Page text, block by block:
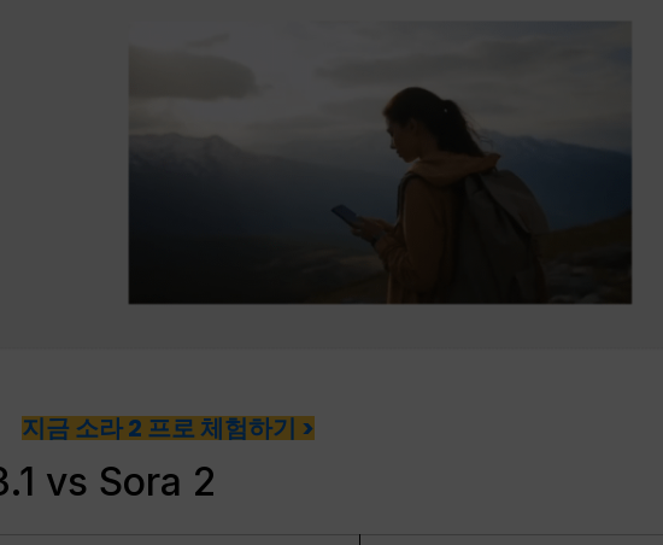
지금 소라 2 프로 체험하기 >
vs Sora 2